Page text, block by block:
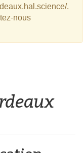
.
nous